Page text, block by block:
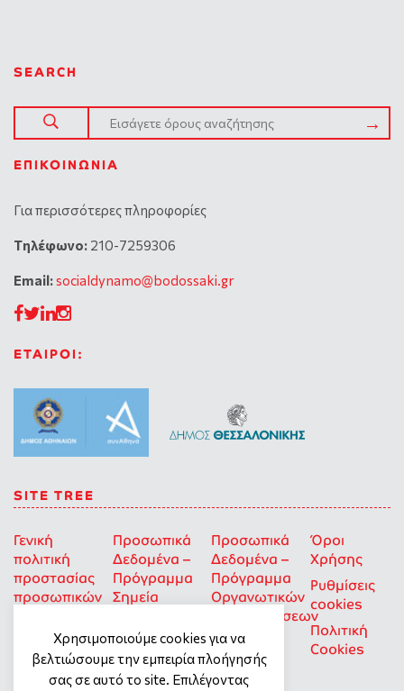
SEARCH
ΕΠΙΚΟΙΝΩΝΊΑ
Για περισσότερες πληροφορίες
Tηλέφωνο: 210-7259306
Email:socialdynamo@bodossaki.gr
ΕΤΑΙΡΟΙ:
SITE TREE
Γενική
πολιτική
προστασίας
προσωπικών
Προσωπικά
Δεδομένα –
Πρόγραμμα
Σημεία
Προσωπικά
Δεδομένα –
Πρόγραμμα
Οργανωτικών
Επιχορηγήσεων
για Οκοιπ
που δρουν
για την
Όροι
Χρήσης
Ρυθμίσεις
cookies
Πολιτική
Cookies
Χρησιμοποιούμε cookies για να
βελτιώσουμε την εμπειρία πλοήγησής
σας σε αυτό το site. Επιλέγοντας